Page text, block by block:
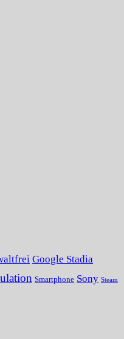
Google Stadia
Smartphone Sony Steam